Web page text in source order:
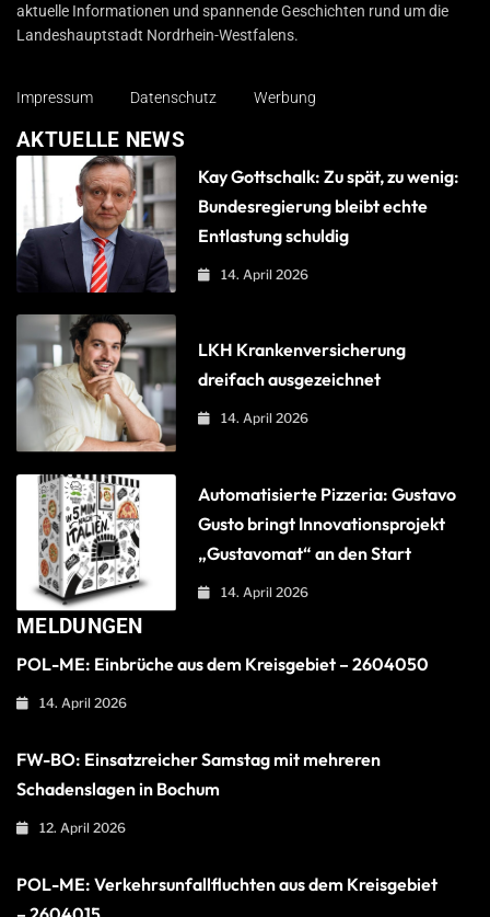
aktuelle Informationen und spannende Geschichten rund um die
Landeshauptstadt Nordrhein-Westfalens.
Impressum Datenschutz Werbung
AKTUELLE NEWS
Kay Gottschalk: Zu spät, zu wenig:
Bundesregierung bleibt echte
Entlastung schuldig
14. April 2026
LKH Krankenversicherung
dreifach ausgezeichnet
14. April 2026
Automatisierte Pizzeria: Gustavo
Gusto bringt Innovationsprojekt
„Gustavomat“ an den Start
14. April 2026
MELDUNGEN
POL-ME: Einbrüche aus dem Kreisgebiet – 2604050
14. April 2026
FW-BO: Einsatzreicher Samstag mit mehreren
Schadenslagen in Bochum
12. April 2026
POL-ME: Verkehrsunfallfluchten aus dem Kreisgebiet